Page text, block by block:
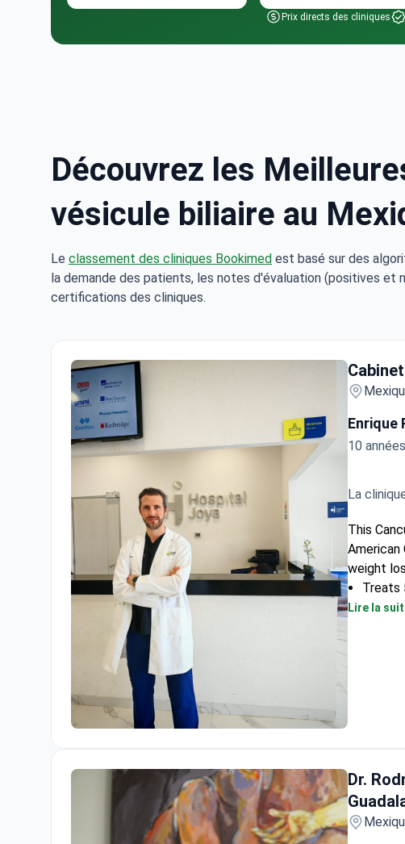
Prix directs des cliniques
Découvrez les
vésicule biliaire au
Le classement des cliniques Bookimed est basé sur des
la demande des patients, les notes d'évaluation (positives
certifications des cliniques.
Enrique
10
La
This
American
weight
Treats
and
Lire la
Dr.